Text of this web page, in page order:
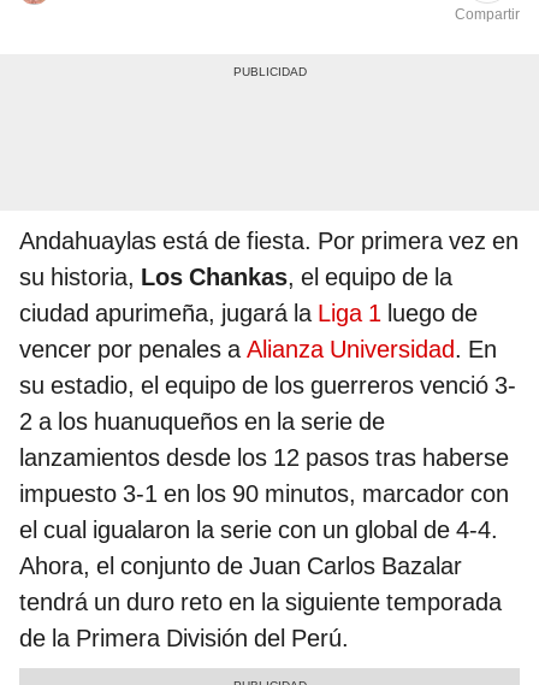
Compartir
Andahuaylas está de fiesta. Por primera vez en
su historia, Los Chankas, el equipo de la
ciudad apurimeña, jugará la Liga 1 luego de
vencer por penales aAlianza Universidad. En
su estadio, el equipo de los guerreros venció 3-
2 a los huanuqueños en la serie de
lanzamientos desde los 12 pasos tras haberse
impuesto 3-1 en los 90 minutos, marcador con
el cual igualaron la serie con un global de 4-4.
Ahora, el conjunto de Juan Carlos Bazalar
tendrá un duro reto en la siguiente temporada
de la Primera División del Perú.